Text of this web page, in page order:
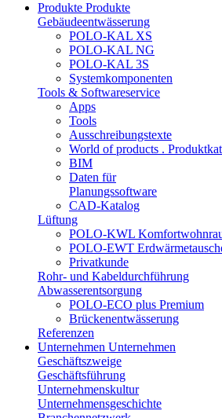
Produkte Produkte
Gebäudeentwässerung
POLO-KAL XS
POLO-KAL NG
POLO-KAL 3S
Systemkomponenten
Tools & Softwareservice
Apps
Tools
Ausschreibungstexte
World of products .
BIM
Daten für
Planungssoftware
CAD-Katalog
Lüftung
POLO-KWL
POLO-EWT
Privatkunde
Rohr- und Kabeldurchführung
Abwasserentsorgung
POLO-ECO plus Premium
Brückenentwässerung
Referenzen
Unternehmen Unternehmen
Geschäftszweige
Geschäftsführung
Unternehmenskultur
Unternehmensgeschichte